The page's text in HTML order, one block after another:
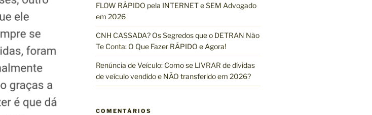
FLOW RÁPIDO pela INTERNET e SEM Advogado
em 2026
CNH CASSADA? Os Segredos que o DETRAN Não
Te Conta: O Que Fazer RÁPIDO e Agora!
Renúncia de Veículo: Como se LIVRAR de dívidas
de veículo vendido e NÃO transferido em 2026?
COMENTÁRIOS